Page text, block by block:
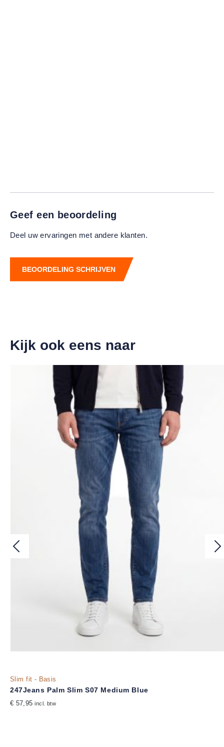
Geef een beoordeling
Deel uw ervaringen met andere klanten.
BEOORDELING SCHRIJVEN
Kijk ook eens naar
Slim fit - Basis
247Jeans Palm Slim S07 Medium Blue
€ 57,95incl. btw